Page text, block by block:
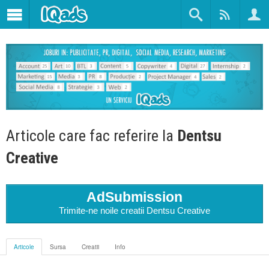
Articole care fac referire la Dentsu
Creative
AdSubmission
Trimite-ne noile creatii Dentsu Creative
Articole Sursa Creatii Info